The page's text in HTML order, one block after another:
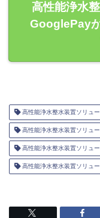
高性能浄水
GooglePay
高性能浄水整水装置ソリュ
高性能浄水整水装置ソリュ
高性能浄水整水装置ソリュ
高性能浄水整水装置ソリュ